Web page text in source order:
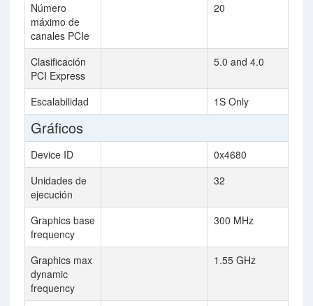
Número
máximo de
canales PCIe
20
Clasificación
PCI Express
5.0 and 4.0
Escalabilidad 1S Only
Gráficos
Device ID
0x4680
Unidades de
ejecución
32
Graphics base
frequency
300 MHz
Graphics max
dynamic
frequency
1.55 GHz